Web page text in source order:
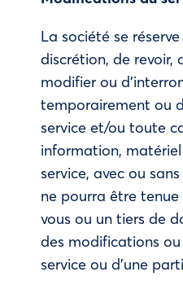
La société se
discrétion, de revoir,
modifier ou
temporairement ou
service et/ou toute
information,
service, avec ou
ne pourra être tenue
vous ou un tiers de
des modifications
service ou d’une